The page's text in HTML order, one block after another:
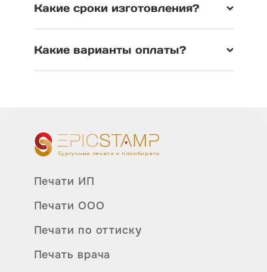
Какие сроки изготовления?
Какие варианты оплаты?
Сургучные печати и пломбираторы
Печати ИП
Печати ООО
Печати по оттиску
Печать врача